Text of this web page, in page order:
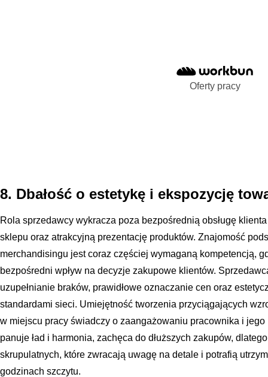
Oferty pracy
8. Dbałość o estetykę i ekspozycję
Rola sprzedawcy wykracza poza bezpośrednią obsługę
sklepu oraz atrakcyjną prezentację produktów. Znajomość
merchandisingu jest coraz częściej wymaganą kompetencją,
bezpośredni wpływ na decyzje zakupowe klientów.
uzupełnianie braków, prawidłowe oznaczanie cen oraz
standardami sieci. Umiejętność tworzenia przyciągających
w miejscu pracy świadczy o zaangażowaniu pracownika i
panuje ład i harmonia, zachęca do dłuższych zakupów,
skrupulatnych, które zwracają uwagę na detale i potrafią
godzinach szczytu.